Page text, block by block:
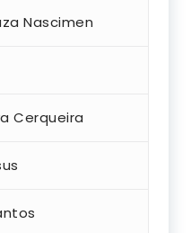
Nascimen
Cerqueira